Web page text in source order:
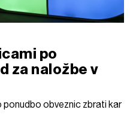
po
za naložbe v
ponudbo obveznic zbrati kar